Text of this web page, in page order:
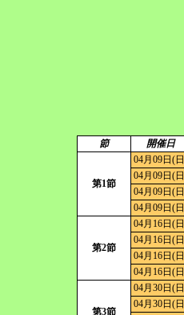
節 開催日
第1節
04月09日(
04月09日(
04月09日(
04月09日(
第2節
04月16日(
04月16日(
04月16日(
04月16日(
第3節
04月30日(
04月30日(